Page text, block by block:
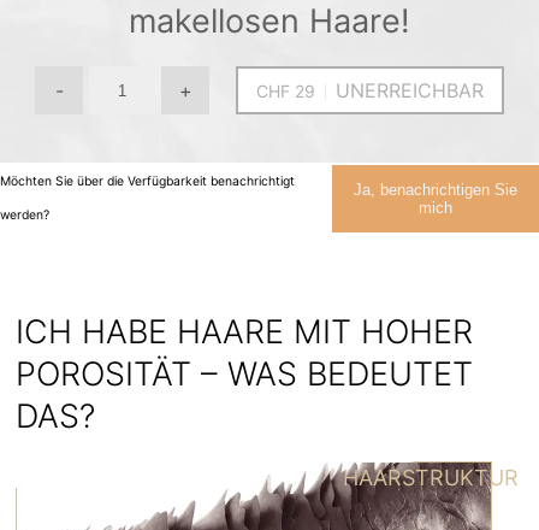
makellosen Haare!
- + UNERREICHBAR
Möchten Sie über die Verfügbarkeit benachrichtigt
werden?
Ja, benachrichtigen Sie
mich
ICH HABE HAARE MIT HOHER
POROSITÄT – WAS BEDEUTET
DAS?
HAARSTRUKTUR